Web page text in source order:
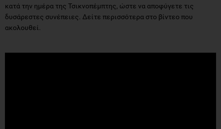
κατά την ημέρα της Τσικνοπέμπτης, ώστε να αποφύγετε τις
δυσάρεστες συνέπειες. Δείτε περισσότερα στο βίντεο που
ακολουθεί.